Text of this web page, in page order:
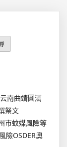
南曲靖圓滿
祭文
市蚊媒風險等
險OSDER奧